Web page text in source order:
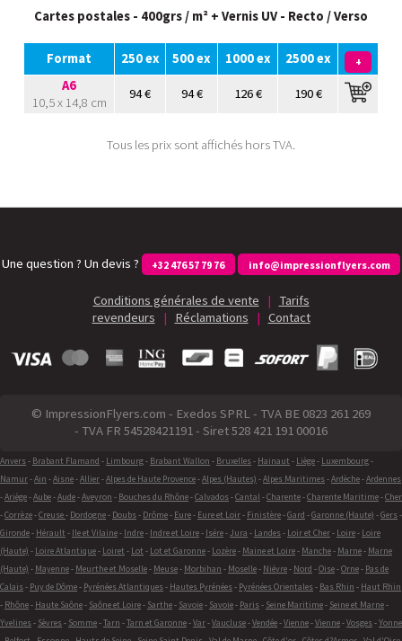
Cartes postales - 400grs / m² + Vernis UV - Recto / Verso
Format 250 ex 500 ex 1000 ex 2500 ex +
A6
10,5 x 14,8 cm
94 € 94 € 126 € 190 €
Tous les prix sont affichés hors TVA.
Une question ? Un devis ? +32 476 57 79 76 info@impressionflyers.com
Conditions générales de vente |
Tarifs
revendeurs
| Réclamations | Contact
© ImpressionFlyers.com - Exedos SPRL - TVA BE 0823 261 269
- TVA FR 54528421191 - Siret 528 421 191 00016
Anvers- Brabant Flamand - Limbourg- Brabant Wallon - Bruxelles- Hainaut - Liège- Luxembourg-
Namur-Ain -Aisne-Allier-Alpes de Haute Provence-Alpes (Hautes) -Alpes Maritimes-Ardèche-Ardennes
-Ariège-Aube-Aude-Aveyron - Bouches du Rhône-Calvados-Cantal -Charente-Charente Maritime-Cher
-Corrèze-Creuse- Dordogne- Doubs- Drôme- Eure- Eure et Loir- Finistère-Gard -Garonne (Haute) -Gers-
Gironde- Hérault - Ile et Vilaine- Indre- Indre et Loire- Isére- Jura - Landes- Loir et Cher- Loire- Loire
(Haute) - Loire Atlantique- Loiret - Lot - Lot et Garonne- Lozère- Maine et Loire- Manche- Marne- Marne
(Haute) - Mayenne- Meurthe et Moselle- Meuse- Morbihan - Moselle- Niévre- Nord -Oise-Orne- Pas de
Calais- Puy de Dôme- Pyrénées Atlantiques- Hautes Pyrénées- Pyrénées Orientales- Bas Rhin - Haut Rhin
- Rhône- Haute Saône- Saône et Loire- Sarthe- Savoie- Savoie- Paris- Seine Maritime- Seine et Marne-
Yvelines- Sèvres- Somme-Tarn -Tarn et Garonne-Var-Vaucluse-Vendée-Vienne-Vienne-Vosges-Yonne